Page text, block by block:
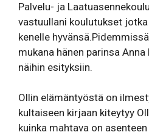
Palvelu- ja
vastuullani koulutukset
kenelle
mukana hänen parinsa
näihin esityksiin.
Ollin elämäntyöstä on
kultaiseen kirjaan kiteytyy
kuinka mahtava on asenteen